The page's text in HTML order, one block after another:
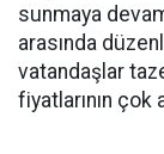
sunmaya
arasında
vatandaşlar
fiyatlarının çok